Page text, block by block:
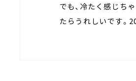
でも、冷たく感じち
たらうれしいです。